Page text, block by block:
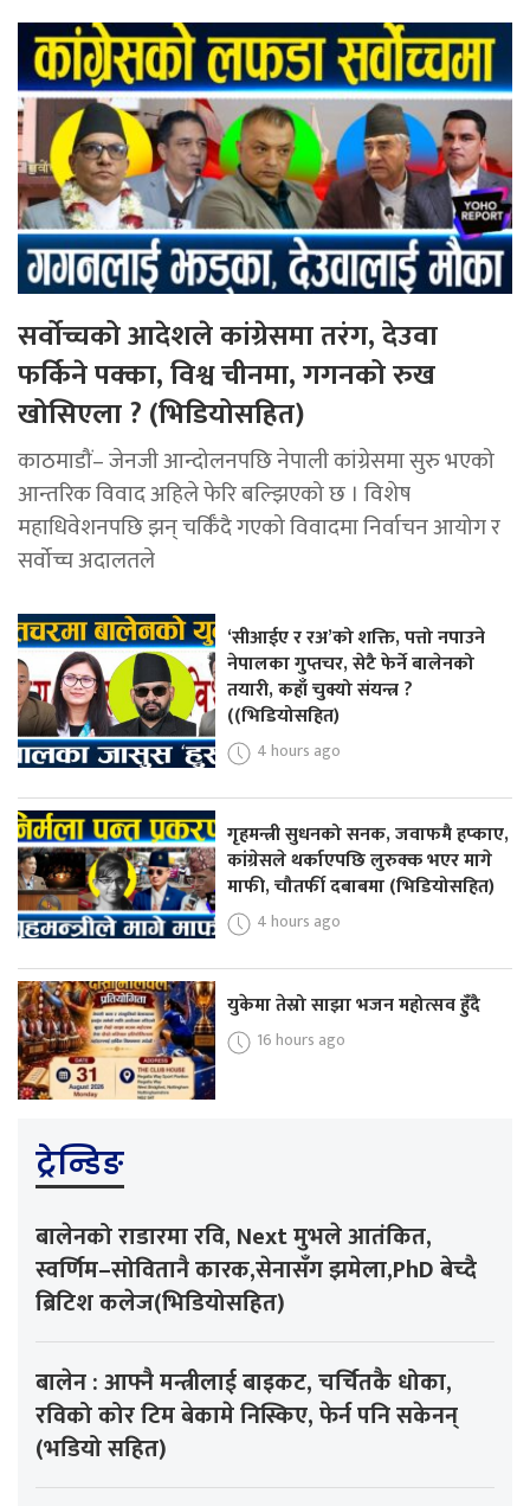
सर्वोच्चको आदेशले कांग्रेसमा तरंग, देउवा
फर्किने पक्का, विश्व चीनमा, गगनको रुख
खोसिएला ? (भिडियोसहित)
काठमाडौं– जेनजी आन्दोलनपछि नेपाली कांग्रेसमा सुरु भएको
आन्तरिक विवाद अहिले फेरि बल्झिएको छ । विशेष
महाधिवेशनपछि झन् चर्किँदै गएको विवादमा निर्वाचन आयोग र
सर्वोच्च अदालतले
‘सीआईए र रअ’को शक्ति, पत्तो नपाउने
नेपालका गुप्तचर, सेटै फेर्ने बालेनको
तयारी, कहाँ चुक्यो संयन्त्र ?
((भिडियोसहित)
4 hours ago
गृहमन्त्री सुधनको सनक, जवाफमै हप्काए,
कांग्रेसले थर्काएपछि लुरुक्क भएर मागे
माफी, चौतर्फी दबाबमा (भिडियोसहित)
4 hours ago
युकेमा तेस्रो साझा भजन महोत्सव हुँदै
16 hours ago
ट्रेन्डिङ
बालेनको राडारमा रवि, Next मुभले आतंकित,
स्वर्णिम–सोवितानै कारक,सेनासँग झमेला,PhD बेच्दै
ब्रिटिश कलेज(भिडियोसहित)
बालेन : आफ्नै मन्त्रीलाई बाइकट, चर्चितकै धोका,
रविको कोर टिम बेकामे निस्किए, फेर्न पनि सकेनन्
(भडियो सहित)